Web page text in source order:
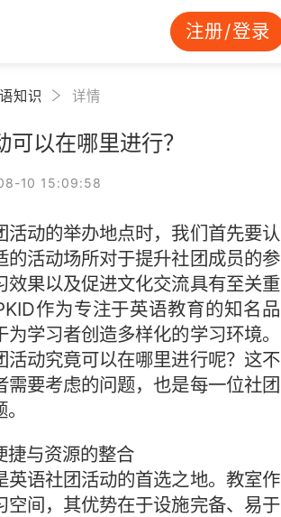
注册/登录
知识 详情
以在哪里进行？
10 15:09:58
活动的举办地点时，我们首先要认
的活动场所对于提升社团成员的参
效果以及促进文化交流具有至关重
作为专注于英语教育的知名品
学习者创造多样化的学习环境。
活动究竟可以在哪里进行呢？这不
需要考虑的问题，也是每一位社团
捷与资源的整合
英语社团活动的首选之地。教室作
空间，其优势在于设施完备、易于